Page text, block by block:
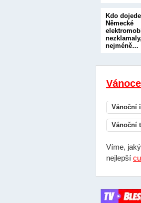
Kdo
Německé
nejméně…
Vánoce
Vánoční
Vánoční
Víme,
nejlepší